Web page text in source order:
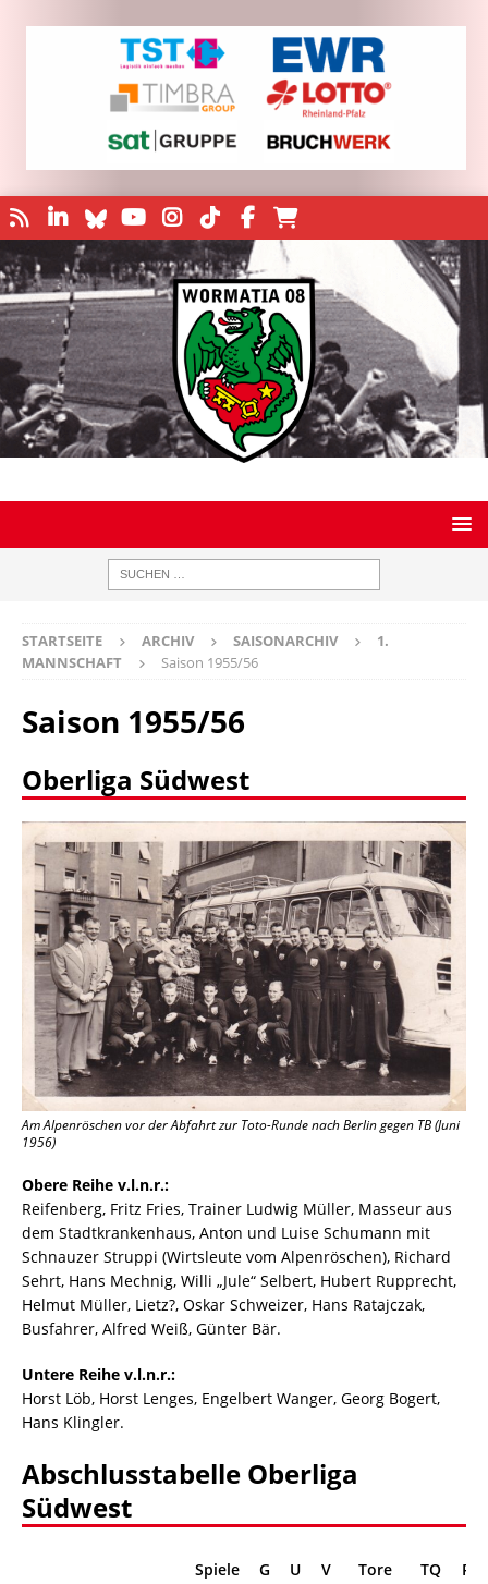
STARTSEITE ARCHIV SAISONARCHIV
1.
MANNSCHAFT
Saison 1955/56
Saison 1955/56
Oberliga Südwest
Am Alpenröschen vor der Abfahrt zur Toto-Runde nach Berlin gegen TB (Juni
1956)
Obere Reihe v.l.n.r.:
Reifenberg, Fritz Fries, Trainer Ludwig Müller, Masseur aus
dem Stadtkrankenhaus, Anton und Luise Schumann mit
Schnauzer Struppi (Wirtsleute vom Alpenröschen), Richard
Sehrt, Hans Mechnig, Willi „Jule“ Selbert, Hubert Rupprecht,
Helmut Müller, Lietz?, Oskar Schweizer, Hans Ratajczak,
Busfahrer, Alfred Weiß, Günter Bär.
Untere Reihe v.l.n.r.:
Horst Löb, Horst Lenges, Engelbert Wanger, Georg Bogert,
Hans Klingler.
Abschlusstabelle Oberliga
Südwest
Spiele G U V Tore TQ